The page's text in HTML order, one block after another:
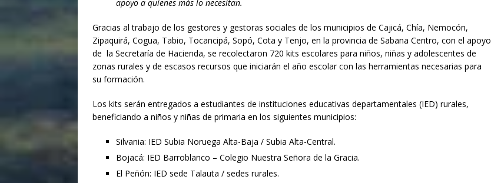
apoyo a quienes más lo necesitan.
Gracias al trabajo de los gestores y gestoras sociales de los municipios de Cajicá, Chía, Nemocón,
Zipaquirá, Cogua, Tabio, Tocancipá, Sopó, Cota y Tenjo, en la provincia de Sabana Centro, con el apoyo
de la Secretaría de Hacienda, se recolectaron 720 kits escolares para niños, niñas y adolescentes de
zonas rurales y de escasos recursos que iniciarán el año escolar con las herramientas necesarias para
su formación.
Los kits serán entregados a estudiantes de instituciones educativas departamentales (IED) rurales,
beneficiando a niños y niñas de primaria en los siguientes municipios:
Silvania: IED Subia Noruega Alta-Baja / Subia Alta-Central.
Bojacá: IED Barroblanco – Colegio Nuestra Señora de la Gracia.
El Peñón: IED sede Talauta / sedes rurales.